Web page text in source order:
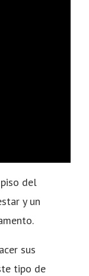
del
y un
sus
tipo de